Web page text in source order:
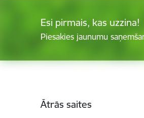
Esi pirmais, kas uzzina!
Piesakies jaunumu
Ātrās saites